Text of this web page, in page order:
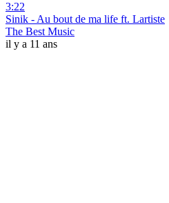
3:22
Sinik - Au bout de ma life ft. Lartiste
The Best Music
il y a 11 ans